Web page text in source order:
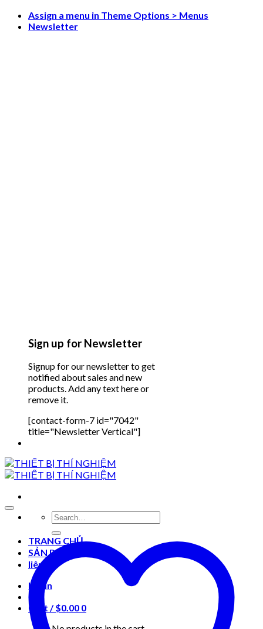
Skip
Assign a menu in Theme Options > Menus
Newsletter
Sign up for Newsletter
Signup for our newsletter to get
notified about sales and new
products. Add any text here or
remove it.
[contact-form-7 id="7042"
title="Newsletter Vertical"]
Search
for:
TRANG CHỦ
SẢN PHẨM
liên hệ
Login
Cart /$0.00 0